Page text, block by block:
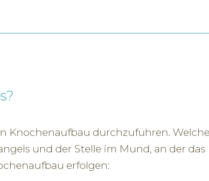
Knochenaufbau durchzuführen.
und der Stelle im Mund, an der
erfolgen: